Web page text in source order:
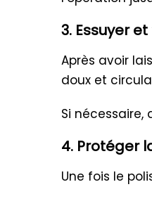
3. Essuyer
Après avoir
doux et
Si nécessaire,
4. Protéger
Une fois le